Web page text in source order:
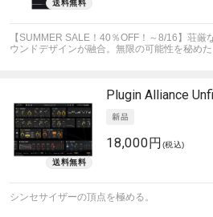
【SUMMER SALE！40％OFF！～8/16】荘厳
ウンドデザインが融合。無限の可能性を秘め
Plugin Alliance
18,000円 (税込)
シンセサイザーの頂点を極める。